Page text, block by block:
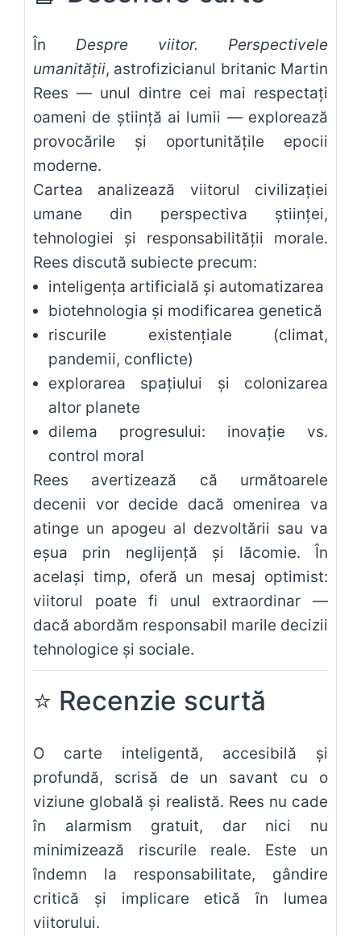
În Despre viitor. Perspectivele
umanității, astrofizicianul britanic Martin
Rees — unul dintre cei mai respectați
oameni de știință ai lumii — explorează
provocările și oportunitățile epocii
moderne.
Cartea analizează viitorul civilizației
umane din perspectiva științei,
tehnologiei și responsabilității morale.
Rees discută subiecte precum:
inteligența artificială și automatizarea
biotehnologia și modificarea genetică
riscurile existențiale (climat,
pandemii, conflicte)
explorarea spațiului și colonizarea
altor planete
dilema progresului: inovație vs.
control moral
Rees avertizează că următoarele
decenii vor decide dacă omenirea va
atinge un apogeu al dezvoltării sau va
eșua prin neglijență și lăcomie. În
același timp, oferă un mesaj optimist:
viitorul poate fi unul extraordinar —
dacă abordăm responsabil marile decizii
tehnologice și sociale.
⭐ Recenzie scurtă
O carte inteligentă, accesibilă și
profundă, scrisă de un savant cu o
viziune globală și realistă. Rees nu cade
în alarmism gratuit, dar nici nu
minimizează riscurile reale. Este un
îndemn la responsabilitate, gândire
critică și implicare etică în lumea
viitorului.